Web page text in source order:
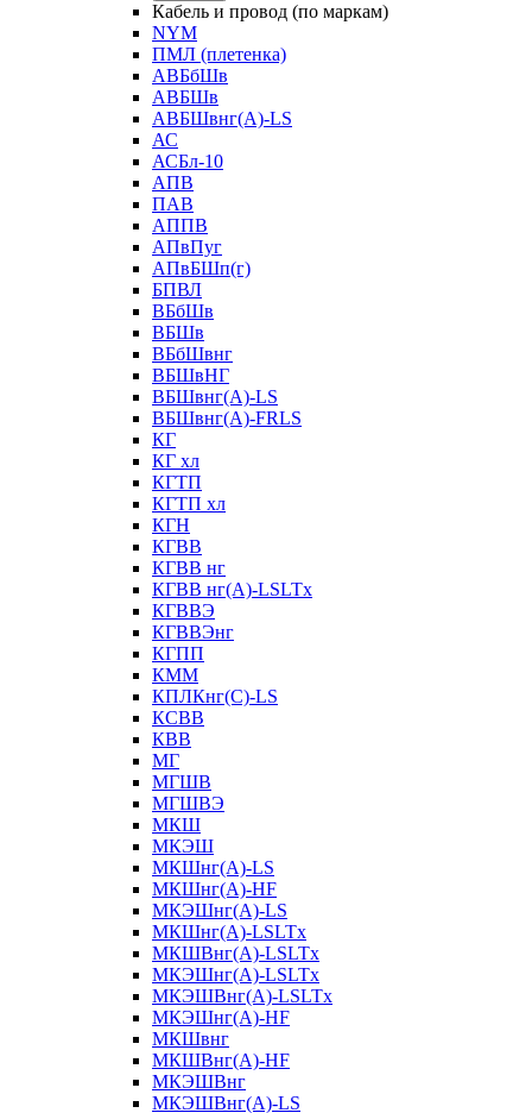
Кабель и провод (по маркам)
NYM
ПМЛ (плетенка)
АВБбШв
АВБШв
АВБШвнг(А)-LS
АС
АСБл-10
АПВ
ПАВ
АППВ
АПвПуг
АПвБШп(г)
БПВЛ
ВБбШв
ВБШв
ВБбШвнг
ВБШвНГ
ВБШвнг(А)-LS
ВБШвнг(А)-FRLS
КГ
КГ хл
КГТП
КГТП хл
КГН
КГВВ
КГВВ нг
КГВВ нг(А)-LSLTx
КГВВЭ
КГВВЭнг
КГПП
КММ
КПЛКнг(C)-LS
КСВВ
КВВ
МГ
МГШВ
МГШВЭ
МКШ
МКЭШ
МКШнг(А)-LS
МКШнг(А)-HF
МКЭШнг(А)-LS
МКШнг(А)-LSLTx
МКШВнг(A)-LSLTx
МКЭШнг(А)-LSLTx
МКЭШВнг(A)-LSLTx
МКЭШнг(А)-HF
МКШвнг
МКШВнг(А)-HF
МКЭШВнг
МКЭШВнг(А)-LS